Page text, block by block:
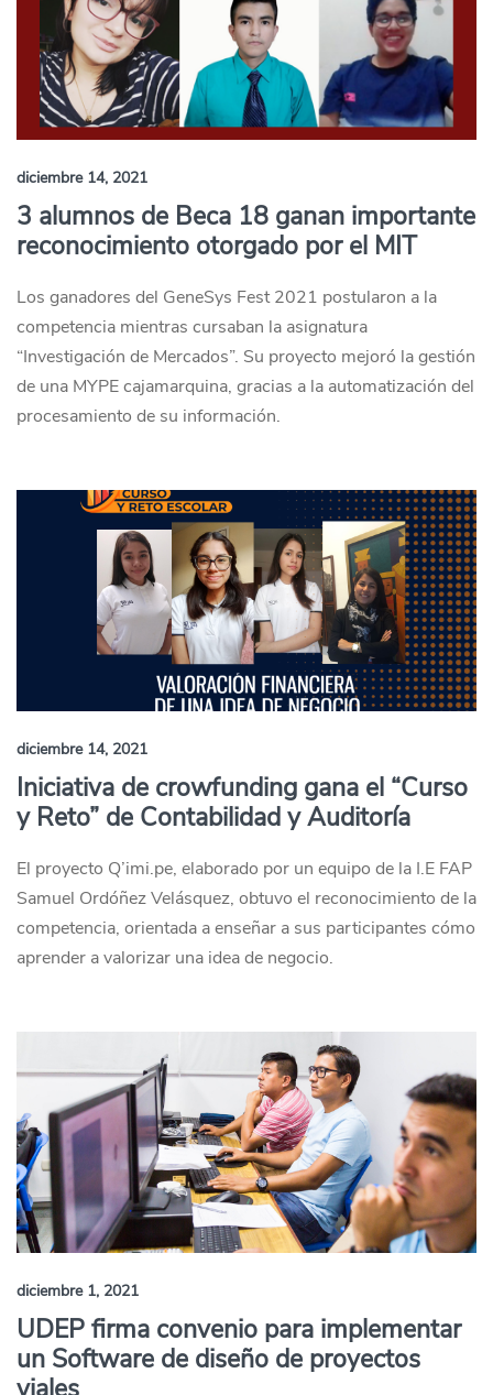
diciembre 14, 2021
3 alumnos de Beca 18 ganan importante
reconocimiento otorgado por el MIT
Los ganadores del GeneSys Fest 2021 postularon a la
competencia mientras cursaban la asignatura
“Investigación de Mercados”. Su proyecto mejoró la gestión
de una MYPE cajamarquina, gracias a la automatización del
procesamiento de su información.
diciembre 14, 2021
Iniciativa de crowfunding gana el “Curso
y Reto” de Contabilidad y Auditoría
El proyecto Q’imi.pe, elaborado por un equipo de la I.E FAP
Samuel Ordóñez Velásquez, obtuvo el reconocimiento de la
competencia, orientada a enseñar a sus participantes cómo
aprender a valorizar una idea de negocio.
diciembre 1, 2021
UDEP firma convenio para implementar
un Software de diseño de proyectos